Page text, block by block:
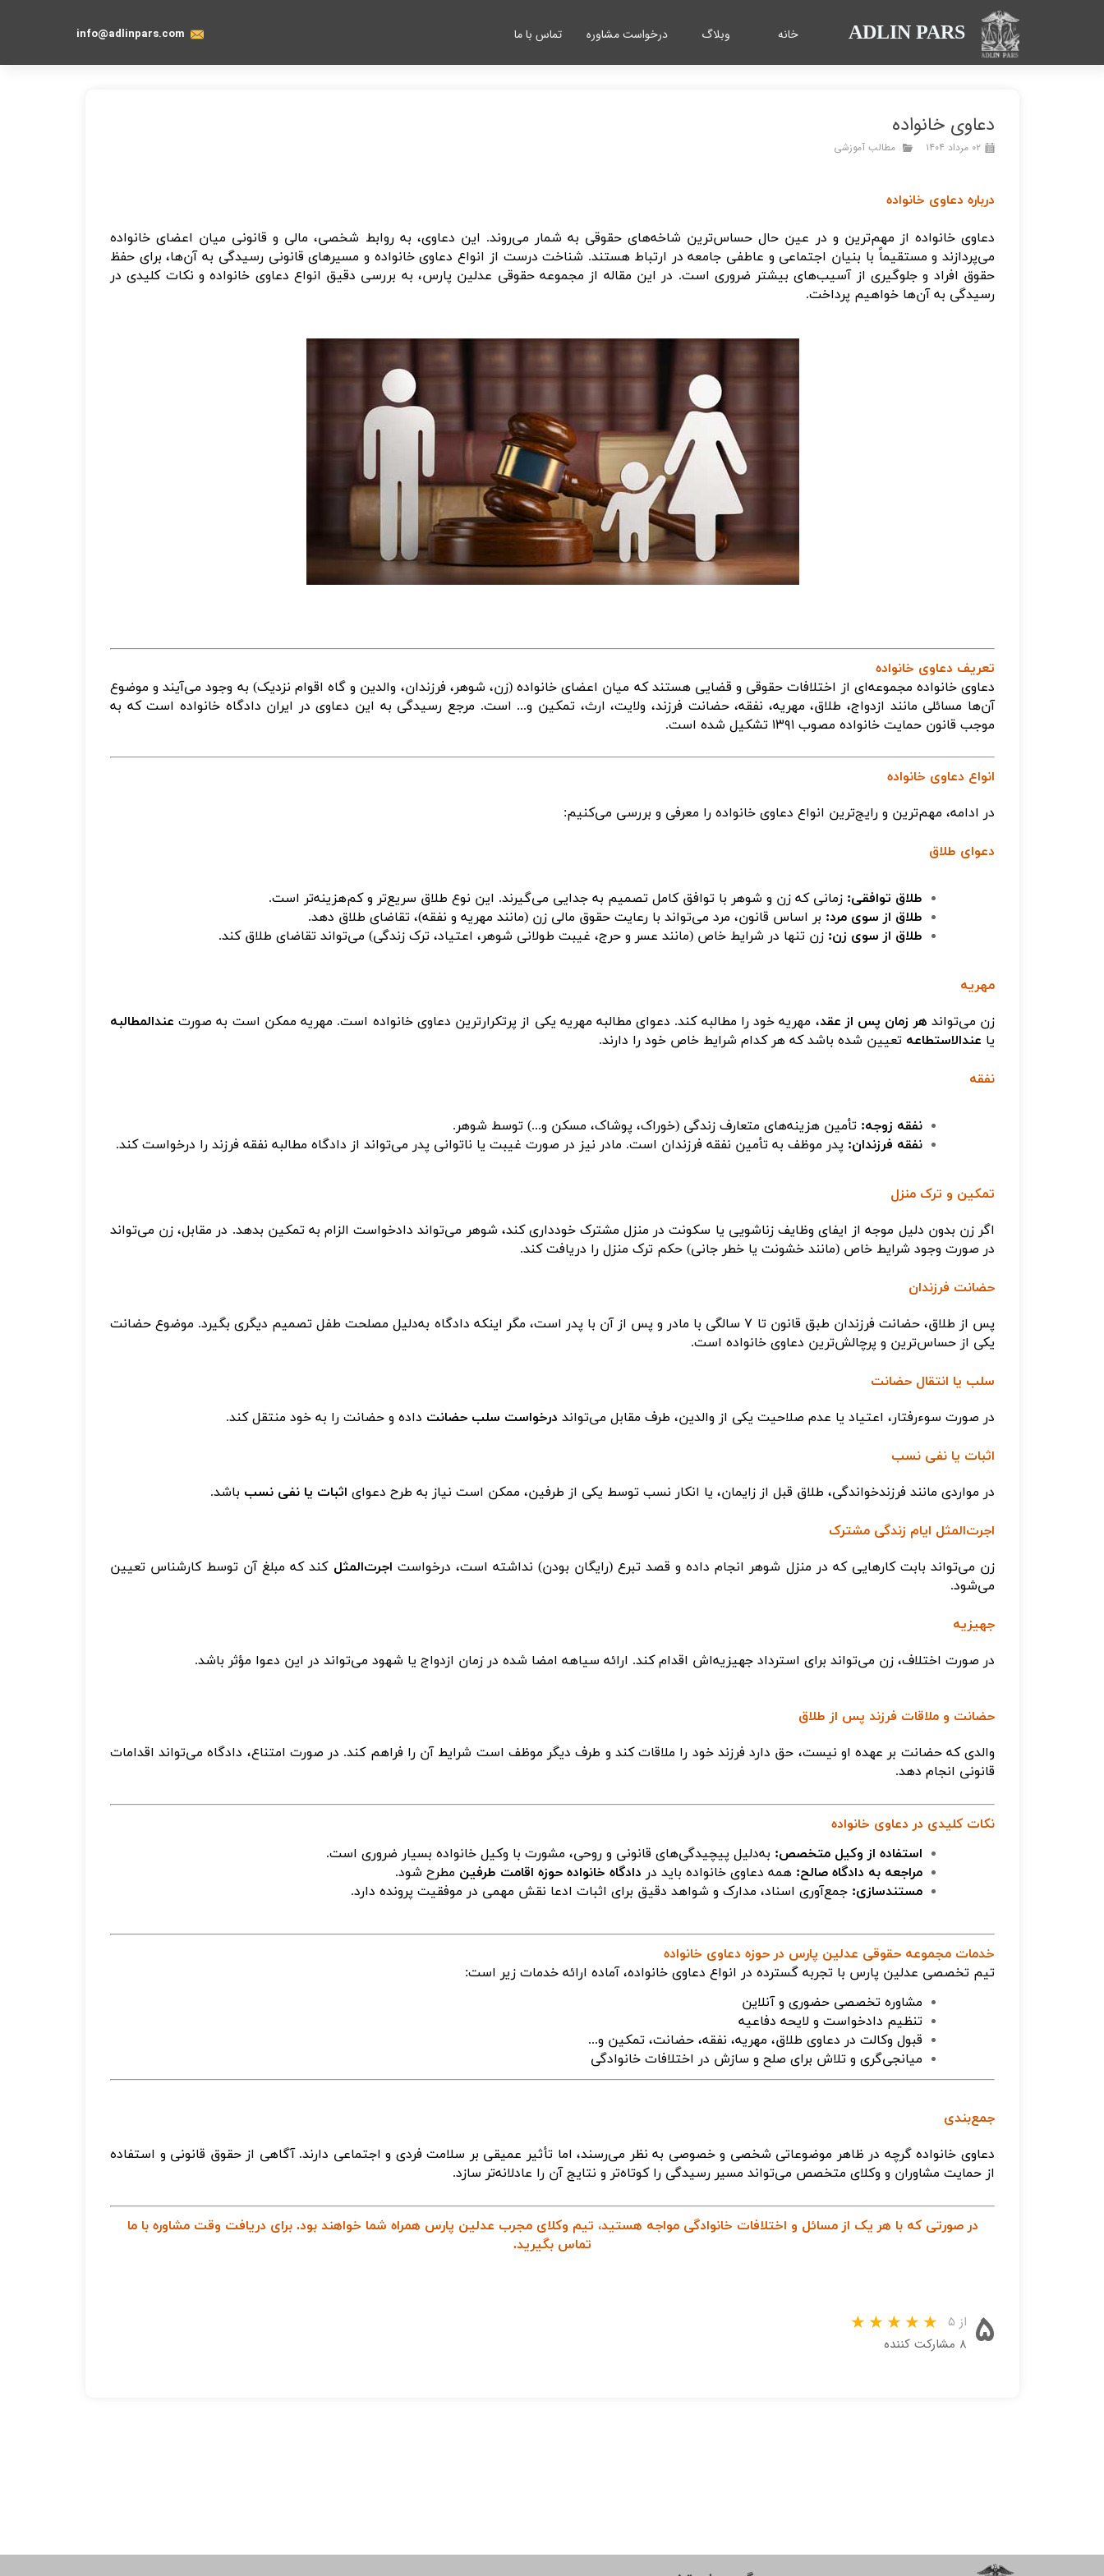
info@adlinpars.com ADLIN PARS خانه وبلاگ درخواست مشاوره تماس با ما
دعاوی خانواده
۰۲ مرداد ۱۴۰۴ مطالب آموزشی
درباره دعاوی خانواده
دعاوی خانواده از مهم‌ترین و در عین حال حساس‌ترین شاخه‌های حقوقی به شمار می‌روند. این دعاوی، به روابط شخصی، مالی و قانونی میان اعضای خانواده
می‌پردازند و مستقیماً با بنیان اجتماعی و عاطفی جامعه در ارتباط هستند. شناخت درست از انواع دعاوی خانواده و مسیرهای قانونی رسیدگی به آن‌ها، برای حفظ
حقوق افراد و جلوگیری از آسیب‌های بیشتر ضروری است. در این مقاله از مجموعه حقوقی عدلین پارس، به بررسی دقیق انواع دعاوی خانواده و نکات کلیدی در
رسیدگی به آن‌ها خواهیم پرداخت.
تعریف دعاوی خانواده
دعاوی خانواده مجموعه‌ای از اختلافات حقوقی و قضایی هستند که میان اعضای خانواده(زن، شوهر، فرزندان، والدین و گاه اقوام نزدیک) به وجود می‌آیند و موضوع
آن‌ها مسائلی مانند ازدواج، طلاق، مهریه، نفقه، حضانت فرزند، ولایت، ارث، تمکین و... است. مرجع رسیدگی به این دعاوی در ایران دادگاه خانواده است که به
موجب قانون حمایت خانواده مصوب ۱۳۹۱ تشکیل شده است.
انواع دعاوی خانواده
در ادامه، مهم‌ترین و رایج‌ترین انواع دعاوی خانواده را معرفی و بررسی می‌کنیم:
دعوای طلاق
طلاق توافقی: زمانی که زن و شوهر با توافق کامل تصمیم به جدایی می‌گیرند. این نوع طلاق سریع‌تر و کم‌هزینه‌تر است.
طلاق از سوی مرد: بر اساس قانون، مرد می‌تواند با رعایت حقوق مالی زن (مانند مهریه و نفقه)، تقاضای طلاق دهد.
طلاق از سوی زن: زن تنها در شرایط خاص (مانند عسر و حرج، غیبت طولانی شوهر، اعتیاد، ترک زندگی) می‌تواند تقاضای طلاق کند.
مهریه
زن می‌تواند هر زمان پس از عقد، مهریه خود را مطالبه کند. دعوای مطالبه مهریه یکی از پرتکرارترین دعاوی خانواده است. مهریه ممکن است به صورت عندالمطالبه
یا عندالاستطاعه تعیین شده باشد که هر کدام شرایط خاص خود را دارند.
نفقه
نفقه زوجه: تأمین هزینه‌های متعارف زندگی (خوراک، پوشاک، مسکن و...) توسط شوهر.
نفقه فرزندان: پدر موظف به تأمین نفقه فرزندان است. مادر نیز در صورت غیبت یا ناتوانی پدر می‌تواند از دادگاه مطالبه نفقه فرزند را درخواست کند.
تمکین و ترک منزل
اگر زن بدون دلیل موجه از ایفای وظایف زناشویی یا سکونت در منزل مشترک خودداری کند، شوهر می‌تواند دادخواست الزام به تمکین بدهد. در مقابل، زن می‌تواند
در صورت وجود شرایط خاص (مانند خشونت یا خطر جانی) حکم ترک منزل را دریافت کند.
حضانت فرزندان
پس از طلاق، حضانت فرزندان طبق قانون تا ۷سالگی با مادر و پس از آن با پدر است، مگر اینکه دادگاه به‌دلیل مصلحت طفل تصمیم دیگری بگیرد. موضوع حضانت
یکی از حساس‌ترین و پرچالش‌ترین دعاوی خانواده است.
سلب یا انتقال حضانت
در صورت سوء‌رفتار، اعتیاد یا عدم صلاحیت یکی از والدین، طرف مقابل می‌تواند درخواست سلب حضانت داده و حضانت را به خود منتقل کند.
اثبات یا نفی نسب
در مواردی مانند فرزندخواندگی، طلاق قبل از زایمان، یا انکار نسب توسط یکی از طرفین، ممکن است نیاز به طرح دعوای اثبات یا نفی نسب باشد.
اجرت‌المثل ایام زندگی مشترک
زن می‌تواند بابت کارهایی که در منزل شوهر انجام داده و قصد تبرع (رایگان بودن) نداشته است، درخواست اجرت‌المثل کند که مبلغ آن توسط کارشناس تعیین
می‌شود.
جهیزیه
در صورت اختلاف، زن می‌تواند برای استرداد جهیزیه‌اش اقدام کند. ارائه سیاهه امضا شده در زمان ازدواج یا شهود می‌تواند در این دعوا مؤثر باشد.
حضانت و ملاقات فرزند پس از طلاق
والدی که حضانت بر عهده او نیست، حق دارد فرزند خود را ملاقات کند و طرف دیگر موظف است شرایط آن را فراهم کند. در صورت امتناع، دادگاه می‌تواند اقدامات
قانونی انجام دهد.
نکات کلیدی در دعاوی خانواده
استفاده از وکیل متخصص: به‌دلیل پیچیدگی‌های قانونی و روحی، مشورت با وکیل خانواده بسیار ضروری است.
مراجعه به دادگاه صالح: همه دعاوی خانواده باید در دادگاه خانواده حوزه اقامت طرفین مطرح شود.
مستندسازی: جمع‌آوری اسناد، مدارک و شواهد دقیق برای اثبات ادعا نقش مهمی در موفقیت پرونده دارد.
خدمات مجموعه حقوقی عدلین پارس در حوزه دعاوی خانواده
تیم تخصصی عدلین پارس با تجربه گسترده در انواع دعاوی خانواده، آماده ارائه خدمات زیر است:
مشاوره تخصصی حضوری و آنلاین
تنظیم دادخواست و لایحه دفاعیه
قبول وکالت در دعاوی طلاق، مهریه، نفقه، حضانت، تمکین و...
میانجی‌گری و تلاش برای صلح و سازش در اختلافات خانوادگی
جمع‌بندی
دعاوی خانواده گرچه در ظاهر موضوعاتی شخصی و خصوصی به نظر می‌رسند، اما تأثیر عمیقی بر سلامت فردی و اجتماعی دارند. آگاهی از حقوق قانونی و استفاده
از حمایت مشاوران و وکلای متخصص می‌تواند مسیر رسیدگی را کوتاه‌تر و نتایج آن را عادلانه‌تر سازد.
در صورتی که با هر یک از مسائل و اختلافات خانوادگی مواجه هستید، تیم وکلای مجرب عدلین پارس همراه شما خواهند بود. برای دریافت وقت مشاوره با ما
تماس بگیرید.
۵ از ۵
۸ مشارکت کننده